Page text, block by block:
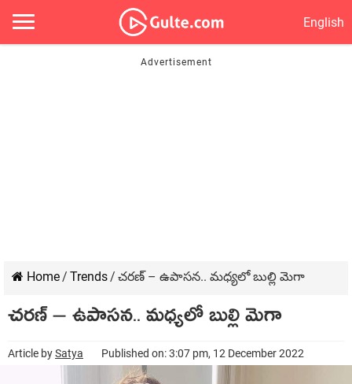
English
Home/ Trends/ చరణ్ – ఉపాసన.. మధ్యలో బుల్లి మెగా
చరణ్ – ఉపాసన.. మధ్యలో బుల్లి మెగా
Article bySatya Published on: 3:07 pm, 12 December 2022